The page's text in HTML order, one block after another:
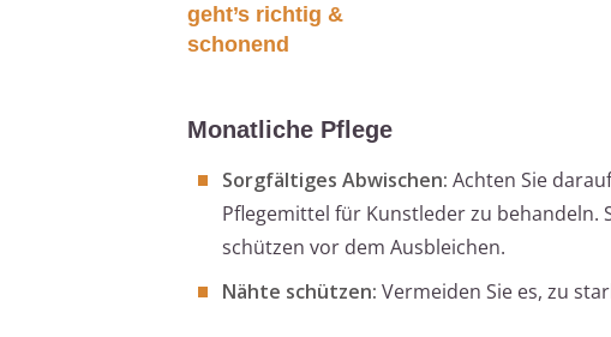
geht’s richtig &
schonend
Monatliche Pflege
Sorgfältiges Abwischen: Achten Sie
Pflegemittel für Kunstleder zu behandeln.
schützen vor dem Ausbleichen.
Nähte schützen: Vermeiden Sie es, zu